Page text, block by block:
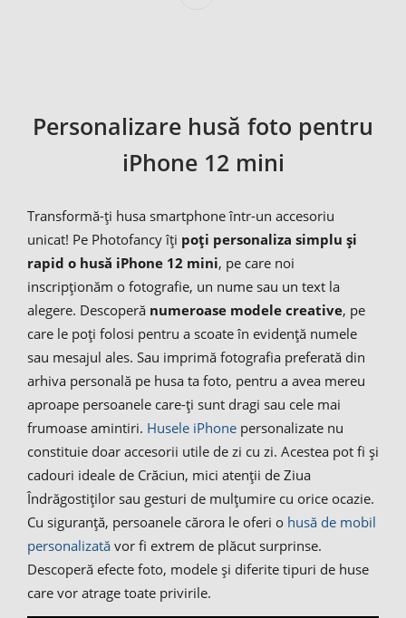
Personalizare husă foto pentru
iPhone 12 mini
Transformă-ți husa smartphone într-un accesoriu
unicat! Pe Photofancy îți poți personaliza simplu și
rapid o husă iPhone 12 mini, pe care noi
inscripționăm o fotografie, un nume sau un text la
alegere. Descoperă numeroase modele creative, pe
care le poți folosi pentru a scoate în evidență numele
sau mesajul ales. Sau imprimă fotografia preferată din
arhiva personală pe husa ta foto, pentru a avea mereu
aproape persoanele care-ți sunt dragi sau cele mai
frumoase amintiri. Husele iPhone personalizate nu
constituie doar accesorii utile de zi cu zi. Acestea pot fi și
cadouri ideale de Crăciun, mici atenții de Ziua
Îndrăgostiților sau gesturi de mulțumire cu orice ocazie.
Cu siguranță, persoanele cărora le oferi o husă de mobil
personalizată vor fi extrem de plăcut surprinse.
Descoperă efecte foto, modele și diferite tipuri de huse
care vor atrage toate privirile.